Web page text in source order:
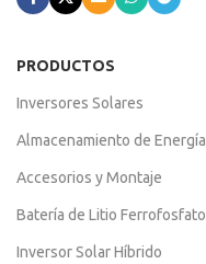
PRODUCTOS
Inversores Solares
Almacenamiento de Energía
Accesorios y Montaje
Batería de Litio Ferrofosfato
Inversor Solar Híbrido